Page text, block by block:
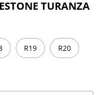
TURANZA
R19 R20